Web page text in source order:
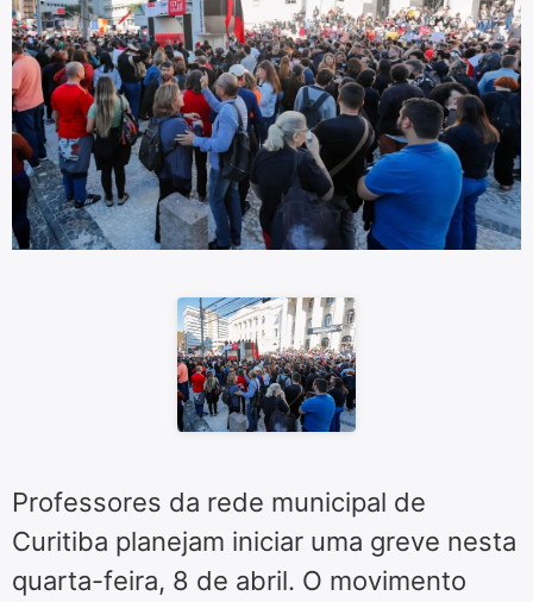
Professores da rede municipal de
Curitiba planejam iniciar uma greve nesta
quarta-feira, 8 de abril. O movimento